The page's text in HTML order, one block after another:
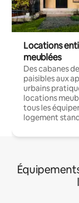
Locations
meublées
Des cabanes
paisibles aux
urbains
locations
tous les
logement